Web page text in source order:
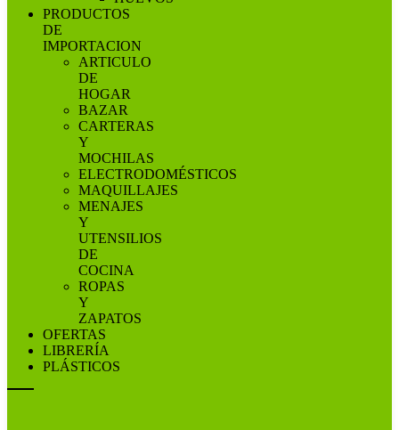
PRODUCTOS
DE
IMPORTACION
ARTICULO
DE
HOGAR
BAZAR
CARTERAS
Y
MOCHILAS
ELECTRODOMÉSTICOS
MAQUILLAJES
MENAJES
Y
UTENSILIOS
DE
COCINA
ROPAS
Y
ZAPATOS
OFERTAS
LIBRERÍA
PLÁSTICOS